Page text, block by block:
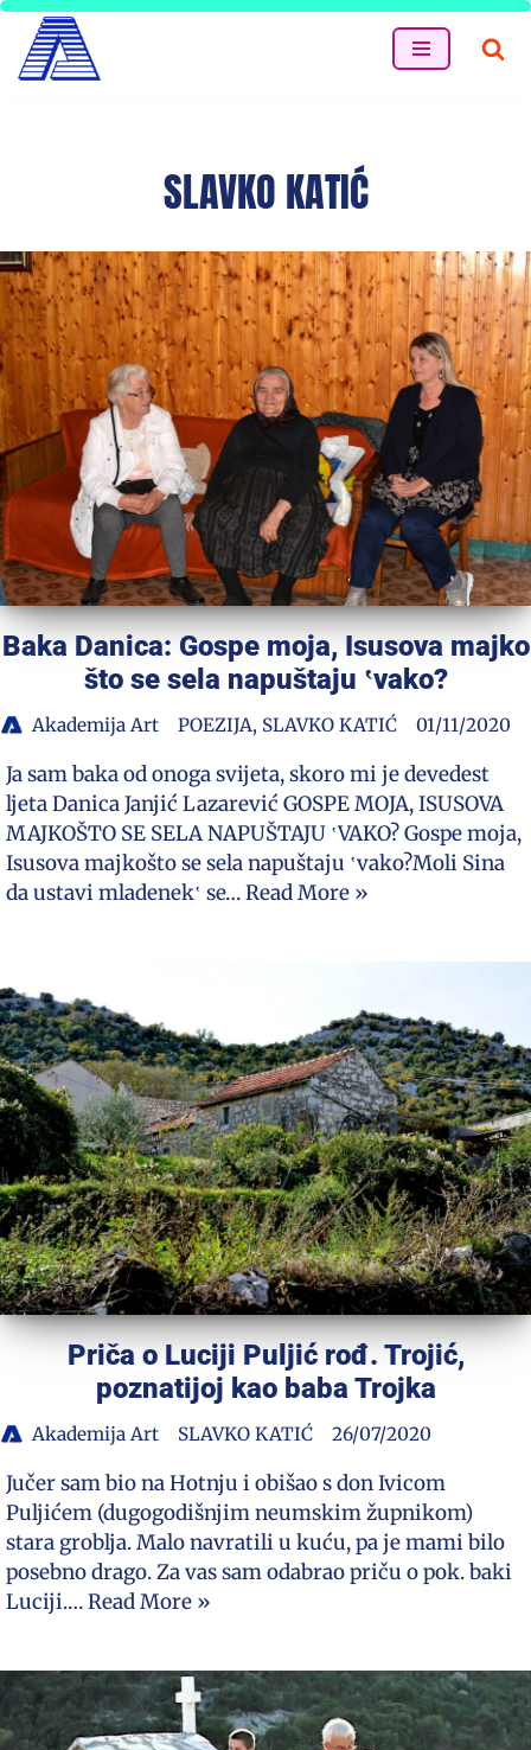
Skip
to
SLAVKO KATIĆ
Baka Danica: Gospe moja, Isusova majko
što se sela napuštaju ‛vako?
Akademija Art POEZIJA, SLAVKO KATIĆ 01/11/2020
Ja sam baka od onoga svijeta, skoro mi je devedest
ljeta Danica Janjić Lazarević GOSPE MOJA, ISUSOVA
MAJKOŠTO SE SELA NAPUŠTAJU ‛VAKO? Gospe moja,
Isusova majkošto se sela napuštaju ‛vako?Moli Sina
da ustavi mladenek‛ se…Read More »
Priča o Luciji Puljić rođ. Trojić,
poznatijoj kao baba Trojka
Akademija Art SLAVKO KATIĆ 26/07/2020
Jučer sam bio na Hotnju i obišao s don Ivicom
Puljićem (dugogodišnjim neumskim župnikom)
stara groblja. Malo navratili u kuću, pa je mami bilo
posebno drago. Za vas sam odabrao priču o pok. baki
Luciji.…Read More »